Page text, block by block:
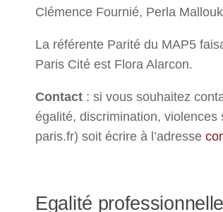
Clémence Fournié, Perla
La référente Parité du MAP5
Paris Cité est Flora Alarcon.
Contact : si vous souhaitez
égalité, discrimination,
paris.fr) soit écrire à l’adresse
Egalité